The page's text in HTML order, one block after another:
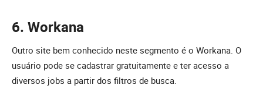
6. Workana
Outro site bem conhecido neste segmento é o Workana. O
usuário pode se cadastrar gratuitamente e ter acesso a
diversos jobs a partir dos filtros de busca.